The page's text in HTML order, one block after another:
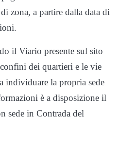
zona, a partire dalla data di
il Viario presente sul sito
dei quartieri e le vie
individuare la propria sede
è a disposizione il
sede in Contrada del